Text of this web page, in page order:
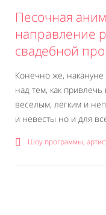
Песочная
направление
свадебной
Конечно же,
над тем, как
веселым, легким и
и невесты но и для
Шоу программы,